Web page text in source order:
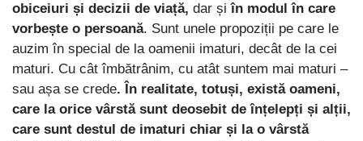
obiceiuri și decizii de viață, dar și în modul în care
vorbește o persoană. Sunt unele propoziții pe care le
auzim în special de la oamenii imaturi, decât de la cei
maturi. Cu cât îmbătrânim, cu atât suntem mai maturi –
sau așa se crede. În realitate, totuși, există oameni,
care la orice vârstă sunt deosebit de înțelepți și alții,
care sunt destul de imaturi chiar și la o vârstă